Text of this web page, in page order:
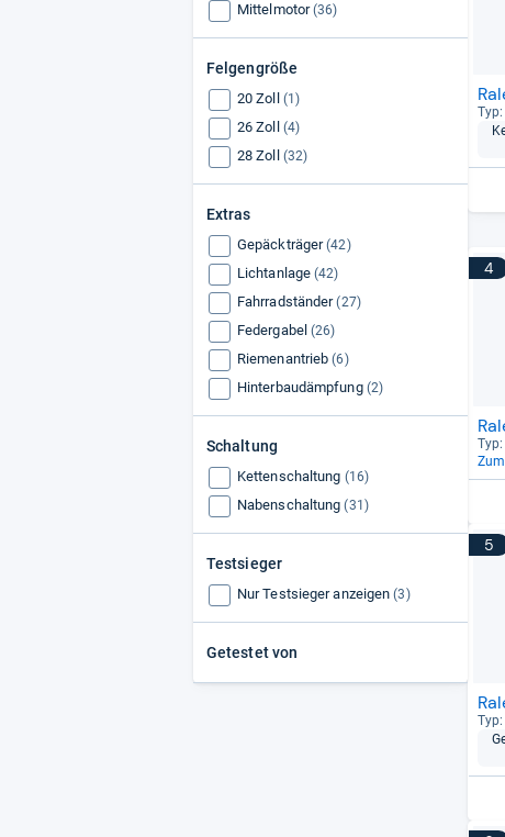
Mittelmotor (36)
Felgengröße
20 Zoll (1)
26 Zoll (4)
28 Zoll (32)
Extras
Gepäckträger (42)
Lichtanlage (42)
Fahrradständer (27)
Federgabel (26)
Riemenantrieb (6)
Hinterbaudämpfung (2)
Schaltung
Kettenschaltung (16)
Nabenschaltung (31)
Testsieger
Nur Testsieger anzeigen (3)
Getestet von
4
5